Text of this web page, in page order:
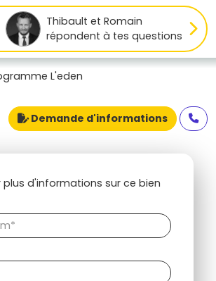
Thibault et Romain
répondent à tes questions
L'eden
Demande d'informations
plus d'informations sur ce bien